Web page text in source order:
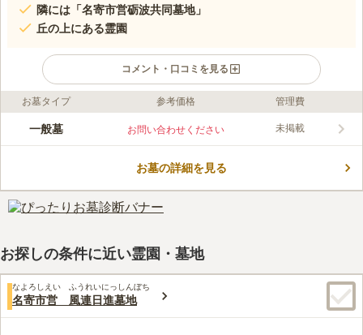
隣には「名寄市営砺波共同墓地」
丘の上にある霊園
コメント・口コミを見る
ライフドット編集部のコメント
となみが丘霊園の区画と永代使用料は、4㎡までが8,000円、6㎡
て選択でき、石材店もしばりがないので自由に建墓できます。
口コミ評価
お墓タイプ 参考価格 管理費
一般墓 お問い合わせください 未掲載
お墓の詳細を見る
お探しの条件に近い霊園・墓地
なよろしえい ふうれいにっしんぼち
名寄市営 風連日進墓地